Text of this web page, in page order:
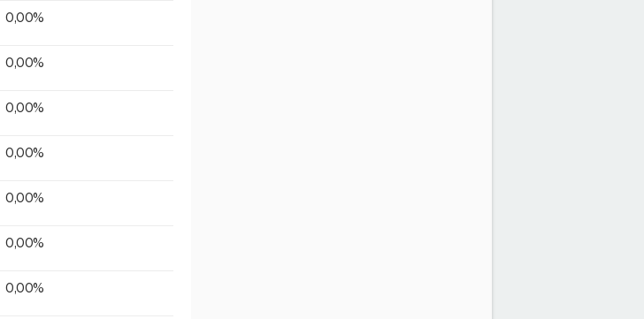
0,00%
0,00%
0,00%
0,00%
0,00%
0,00%
0,00%